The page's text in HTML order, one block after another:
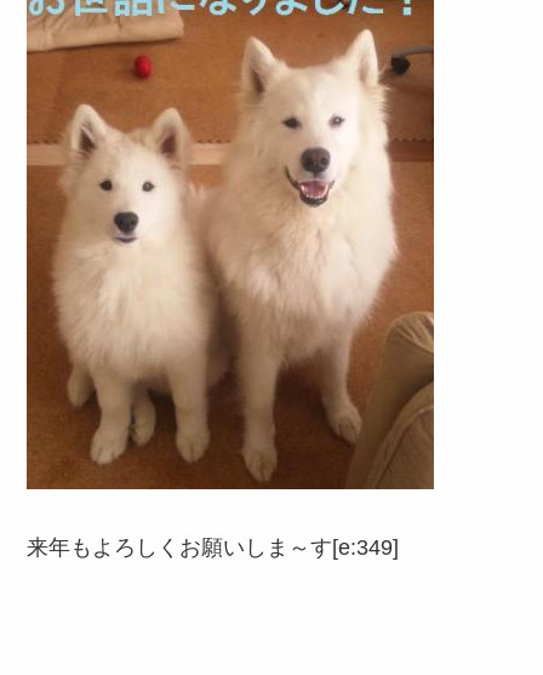
来年もよろしくお願いしま～す[e:349]